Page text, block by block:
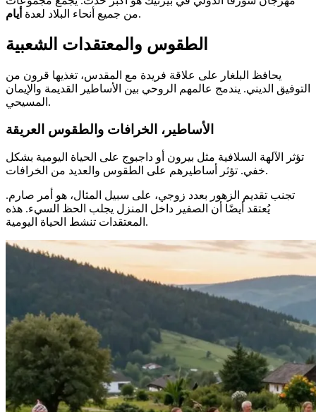
من جميع أنحاء البلاد لعدة أيام .
الطقوس والمعتقدات الشعبية
يحافظ البلغار على علاقة فريدة مع المقدس، تغذيها قرون من
التوفيق الديني. يندمج عالمهم الروحي بين الأساطير القديمة والإيمان
المسيحي.
الأساطير، الخرافات والطقوس العريقة
تؤثر الآلهة السلافية مثل بيرون أو داجبوج على الحياة اليومية بشكل
خفي. تؤثر أساطيرهم على الطقوس والعديد من الخرافات.
تجنب تقديم الزهور بعدد زوجي، على سبيل المثال، هو أمر صارم.
يُعتقد أيضًا أن الصفير داخل المنزل يجلب الحظ السيء. هذه
المعتقدات تنشط الحياة اليومية.